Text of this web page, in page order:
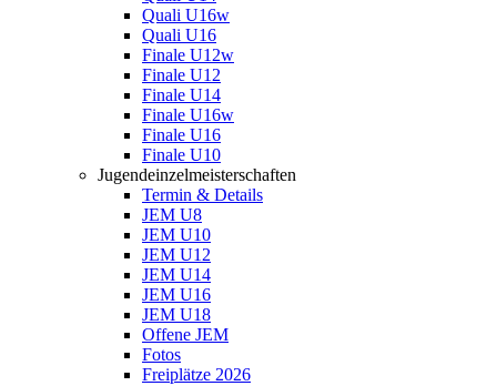
Quali U16w
Quali U16
Finale U12w
Finale U12
Finale U14
Finale U16w
Finale U16
Finale U10
Jugendeinzelmeisterschaften
Termin & Details
JEM U8
JEM U10
JEM U12
JEM U14
JEM U16
JEM U18
Offene JEM
Fotos
Freiplätze 2026